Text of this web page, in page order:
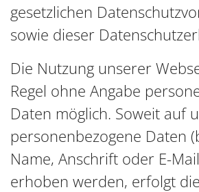
gesetzlichen
sowie dieser
Die Nutzung unserer
Regel ohne Angabe
Daten möglich. Soweit auf
personenbezogene Daten
Name, Anschrift oder E-
erhoben werden, erfolgt